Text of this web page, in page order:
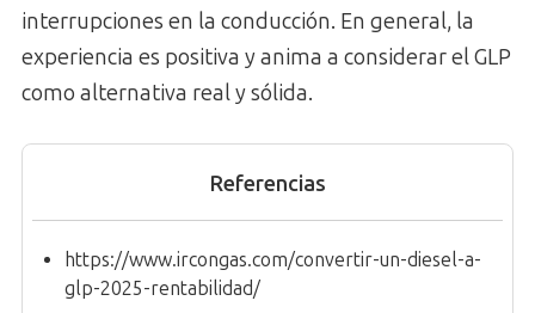
interrupciones en la conducción. En general, la
experiencia es positiva y anima a considerar el GLP
como alternativa real y sólida.
Referencias
https://www.ircongas.com/convertir-un-diesel-a-
glp-2025-rentabilidad/